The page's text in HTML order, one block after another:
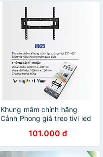
Khung mâm chính hãng
Cảnh Phong giá treo tivi led
32-65 inch kèm ốc vít M65 -
Hàng Chính Hãng
101.000 đ